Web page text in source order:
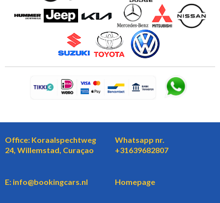
Office: Koraalspechtweg
24, Willemstad, Curaçao
Whatsapp nr.
+31639682807
E: info@bookingcars.nl Homepage